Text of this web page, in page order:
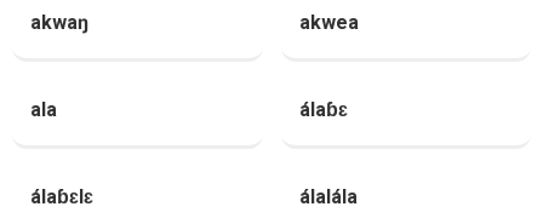
akwaŋ akwea
ala álaɓɛ
álaɓɛlɛ álalála